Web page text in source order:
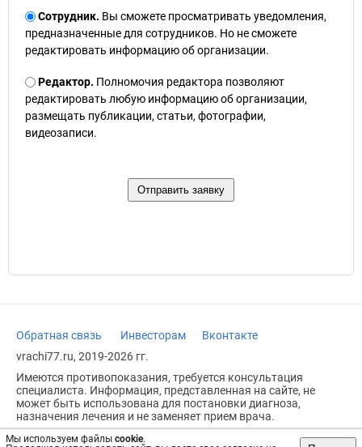
Мы используем файлы cookie.
Сотрудник. Вы сможете просматривать уведомления,
предназначенные для сотрудников. Но не сможете
редактировать информацию об организации.
Редактор. Полномочия редактора позволяют
редактировать любую информацию об организации,
размещать публикации, статьи, фотографии,
видеозаписи.
Обратная связь Инвесторам
Вконтакте
vrachi77.ru, 2019-2026 гг.
Имеются противопоказания, требуется консультация
специалиста. Информация, представленная на сайте, не
может быть использована для постановки диагноза,
назначения лечения и не заменяет прием врача.
Возрастное ограничение: 18+